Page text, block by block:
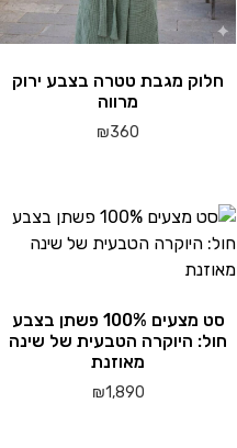
חלוק מגבת טטרה בצבע ירוק
מרווה
₪360
יש
מספר
סוגים.
לבחור
את
סט מצעים 100% פשתן בצבע
חול: היוקרה הטבעית של שינה
מאוזנת
₪1,890